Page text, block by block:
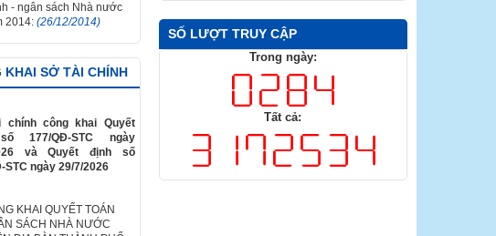
- ngân sách Nhà nước
2014:(26/12/2014)
KHAI SỞ TÀI CHÍNH
chính công khai Quyết
177/QĐ-STC ngày
và Quyết định số
STC ngày 29/7/2026
KHAI QUYẾT TOÁN
SÁCH NHÀ NƯỚC
SỐ LƯỢT TRUY CẬP
Trong ngày:
Tất cả: